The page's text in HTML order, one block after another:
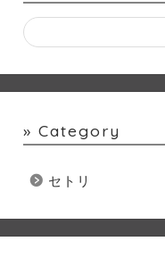
» Category
セトリ